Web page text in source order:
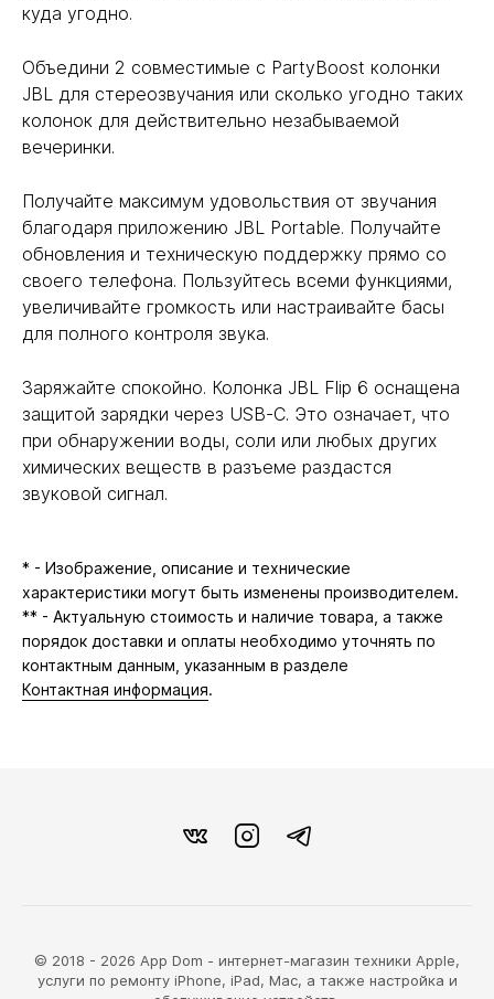
куда угодно.
Объедини 2 совместимые с PartyBoost колонки
JBL для стереозвучания или сколько угодно таких
колонок для действительно незабываемой
вечеринки.
Получайте максимум удовольствия от звучания
благодаря приложению JBL Portable. Получайте
обновления и техническую поддержку прямо со
своего телефона. Пользуйтесь всеми функциями,
увеличивайте громкость или настраивайте басы
для полного контроля звука.
Заряжайте спокойно. Колонка JBL Flip 6 оснащена
защитой зарядки через USB-C. Это означает, что
при обнаружении воды, соли или любых других
химических веществ в разъеме раздастся
звуковой сигнал.
* - Изображение, описание и технические
характеристики могут быть изменены производителем.
** - Актуальную стоимость и наличие товара, а также
порядок доставки и оплаты необходимо уточнять по
контактным данным, указанным в разделе
Контактная информация.
© 2018 - 2026 App Dom - интернет-магазин техники Apple,
услуги по ремонту iPhone, iPad, Mac, а также настройка и